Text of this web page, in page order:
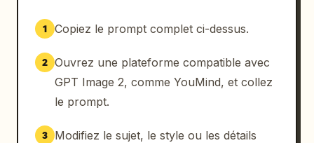
1 Copiez le prompt complet ci-dessus.
2 Ouvrez une plateforme compatible avec
GPT Image 2, comme YouMind, et collez
le prompt.
3
Modifiez le sujet, le style ou les détails